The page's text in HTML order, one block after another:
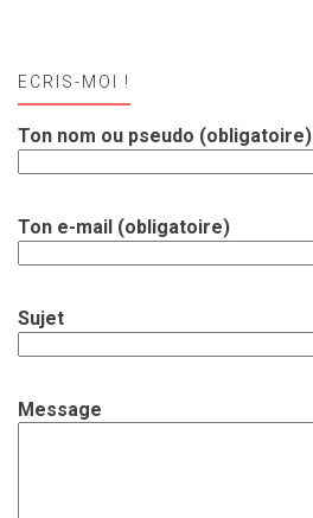
ECRIS-MOI !
Ton nom ou pseudo (obligatoire)
Ton e-mail (obligatoire)
Sujet
Message